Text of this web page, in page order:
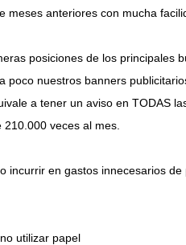
meses anteriores con mucha
posiciones de los principales
poco nuestros banners
a tener un aviso en TODAS
veces al mes.
incurrir en gastos innecesarios
utilizar papel